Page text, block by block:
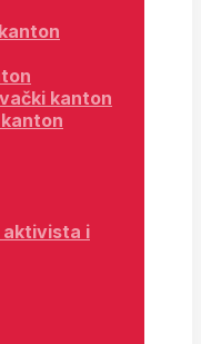
kanton
aktivista i